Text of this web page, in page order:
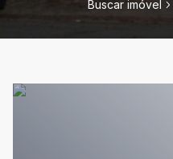
Buscar imóvel